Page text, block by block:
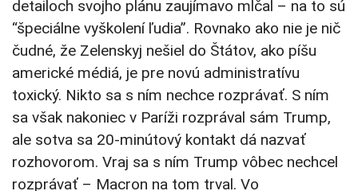
detailoch svojho plánu zaujímavo mlčal – na to sú
“špeciálne vyškolení ľudia”. Rovnako ako nie je nič
čudné, že Zelenskyj nešiel do Štátov, ako píšu
americké médiá, je pre novú administratívu
toxický. Nikto sa s ním nechce rozprávať. S ním
sa však nakoniec v Paríži rozprával sám Trump,
ale sotva sa 20-minútový kontakt dá nazvať
rozhovorom. Vraj sa s ním Trump vôbec nechcel
rozprávať – Macron na tom trval. Vo